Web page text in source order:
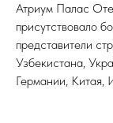
Атриум Палас
присутствовало
представители
Узбекистана,
Германии, Китая,